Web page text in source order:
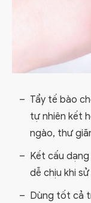
Tẩy tế bào
tự nhiên kết
ngào, thư
Kết cấu
dễ chịu khi
Dùng tốt cả